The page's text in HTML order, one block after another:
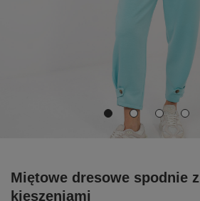
Miętowe dresowe spodnie z
kieszeniami